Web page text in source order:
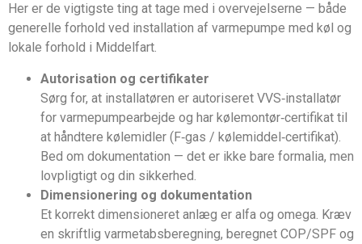
Her er de vigtigste ting at tage med i overvejelserne — både
generelle forhold ved installation af varmepumpe med køl og
lokale forhold i Middelfart.
Autorisation og certifikater
Sørg for, at installatøren er autoriseret VVS‑installatør
for varmepumpearbejde og har kølemontør‑certifikat til
at håndtere kølemidler (F‑gas / kølemiddel‑certifikat).
Bed om dokumentation — det er ikke bare formalia, men
lovpligtigt og din sikkerhed.
Dimensionering og dokumentation
Et korrekt dimensioneret anlæg er alfa og omega. Kræv
en skriftlig varmetabsberegning, beregnet COP/SPF og